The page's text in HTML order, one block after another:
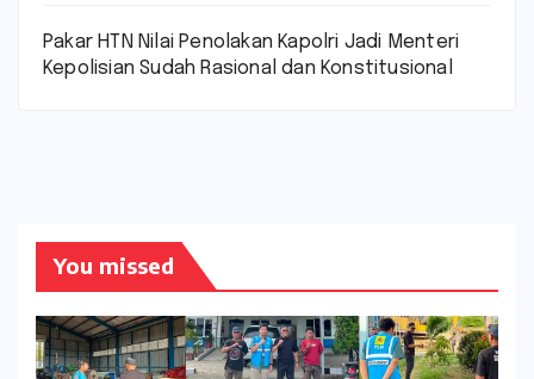
Pakar HTN Nilai Penolakan Kapolri Jadi Menteri
Kepolisian Sudah Rasional dan Konstitusional
You missed